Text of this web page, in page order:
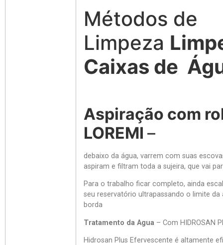
Métodos de
Limpeza
Caixas de
Aspiração com
LOREMI –
debaixo da água, varrem com suas
aspiram e filtram toda a sujeira, que vai
Para o trabalho ficar completo, ainda
seu reservatório ultrapassando o limite da
borda
Tratamento da Agua – Com HIDROSAN
Hidrosan Plus Efervescente é altamente